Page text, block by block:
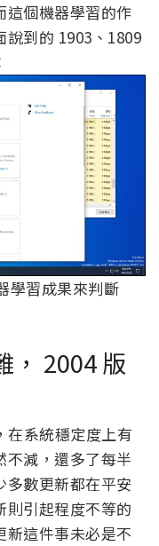
這個機器學習的作
到的 1903、1809
學習成果來判斷
， 2004 版
系統穩定度上有
不減，還多了每半
多數更新都在平安
則引起程度不等的
新這件事未必是不